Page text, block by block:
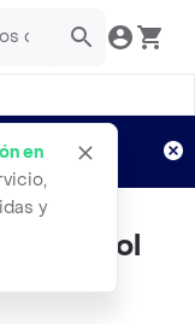
en
y
Aplican TyC
De Árbol